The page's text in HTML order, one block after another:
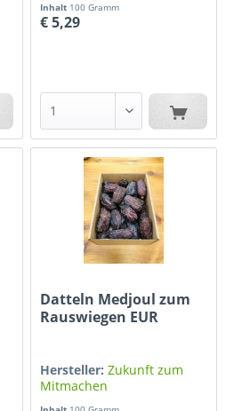
Inhalt 100 Gramm
€ 5,29
Datteln Medjoul zum
Rauswiegen EUR
Hersteller: Zukunft zum
Mitmachen